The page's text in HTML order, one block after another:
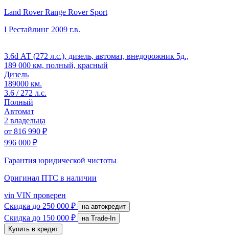
Land Rover Range Rover Sport
I Рестайлинг 2009 г.в.
3.6d АТ (272 л.с.), дизель, автомат, внедорожник 5д.,
189 000 км, полный, красный
Дизель
189000 км.
3.6 / 272 л.с.
Полный
Автомат
2 владельца
от 816 990 ₽
996 000 ₽
Гарантия юридической чистоты
Оригинал ПТС в наличии
vin VIN проверен
Скидка до 250 000 ₽ на автокредит
Скидка до 150 000 ₽
на Trade-In
Купить в кредит